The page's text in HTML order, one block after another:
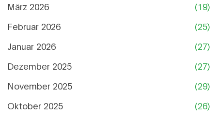
März 2026
(19)
Februar 2026
(25)
Januar 2026
(27)
Dezember 2025
(27)
November 2025
(29)
Oktober 2025
(26)